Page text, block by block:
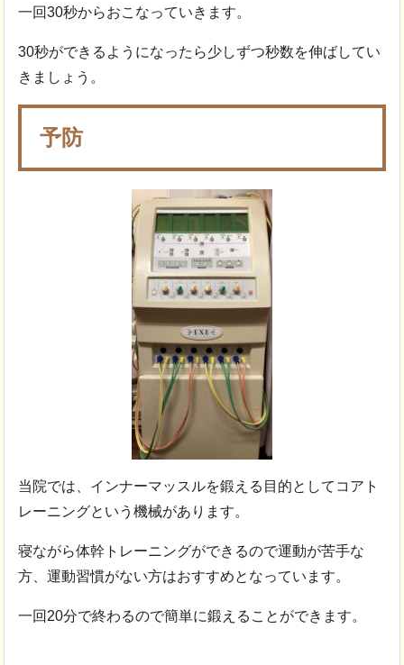
一回30秒からおこなっていきます。
30秒ができるようになったら少しずつ秒数を伸ばしてい
きましょう。
予防
当院では、インナーマッスルを鍛える目的としてコアト
レーニングという機械があります。
寝ながら体幹トレーニングができるので運動が苦手な
方、運動習慣がない方はおすすめとなっています。
一回20分で終わるので簡単に鍛えることができます。